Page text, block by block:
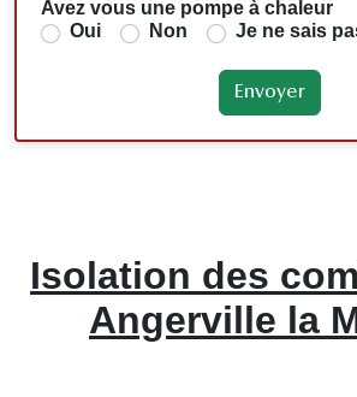
Avez vous une pompe à chaleur
Oui
Non Je ne sais
Isolation des
Angerville la